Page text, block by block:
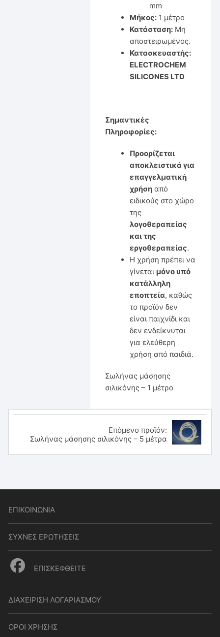
mm
Μήκος:1 μέτρο
Κατάσταση:Μη
αποστειρωμένος.
Κατασκευαστής:
ELECTROCHEM
SILICONES LTD
Σημαντικές
Πληροφορίες:
Προορίζεται
αποκλειστικά για
επαγγελματική
χρήσηαπό
ειδικούς στο χώρο
της
λογοθεραπείας
και της
εργοθεραπείας.
Η χρήση πρέπει να
γίνεται μόνο υπό
κατάλληλη
εποπτεία, καθώς
το προϊόν δεν
είναι παιχνίδι και
δεν ενδείκνυται
για ελεύθερη
χρήση από παιδιά.
Σωλήνας μάσησης
σιλικόνης – 1 μέτρο
Επόμενο προϊόν:
Σωλήνας μάσησης σιλικόνης – 5 μέτρα
ΕΠΙΚΟΙΝΩΝΙΑ
ΣΥΧΝΕΣ ΕΡΩΤΗΣΕΙΣ
ΕΠΙΣΚΕΦΘΕΙΤΕ
ΔΙΑΧΕΙΡΙΣΗ ΛΟΓΑΡΙΑΣΜΟΥ
ΟΡΟΙ ΧΡΗΣΗΣ